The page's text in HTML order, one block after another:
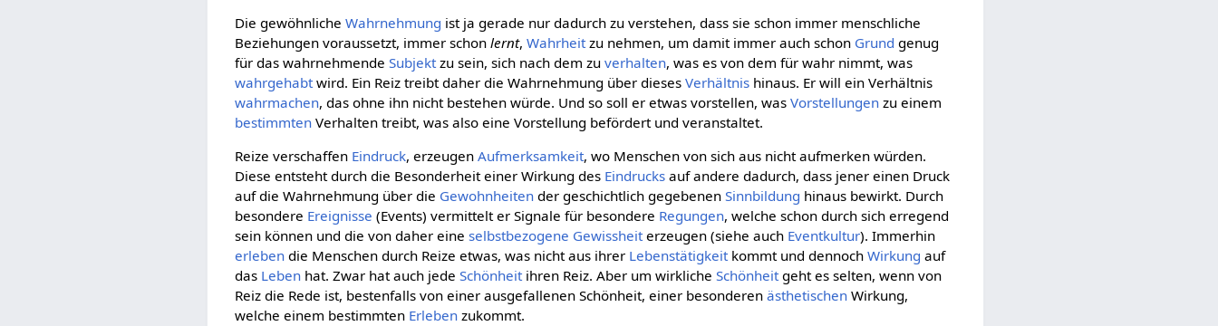
Die gewöhnlicheWahrnehmung ist ja gerade nur dadurch zu verstehen, dass sie schon immer menschliche
Beziehungen voraussetzt, immer schonlernt,Wahrheitzu nehmen, um damit immer auch schon Grund genug
für das wahrnehmendeSubjektzu sein, sich nach dem zuverhalten, was es von dem für wahr nimmt, was
wahrgehabtwird. Ein Reiz treibt daher die Wahrnehmung über diesesVerhältnis hinaus. Er will ein Verhältnis
wahrmachen, das ohne ihn nicht bestehen würde. Und so soll er etwas vorstellen, wasVorstellungen zu einem
bestimmten Verhalten treibt, was also eine Vorstellung befördert und veranstaltet.
Reize verschaffen Eindruck, erzeugenAufmerksamkeit, wo Menschen von sich aus nicht aufmerken würden.
Diese entsteht durch die Besonderheit einer Wirkung des Eindrucks auf andere dadurch, dass jener einen Druck
auf die Wahrnehmung über die Gewohnheiten der geschichtlich gegebenenSinnbildung hinaus bewirkt. Durch
besondere Ereignisse (Events) vermittelt er Signale für besondere Regungen, welche schon durch sich erregend
sein können und die von daher eineselbstbezogene Gewissheiterzeugen (siehe auch Eventkultur). Immerhin
erleben die Menschen durch Reize etwas, was nicht aus ihrer Lebenstätigkeitkommt und dennochWirkung auf
das Leben hat. Zwar hat auch jedeSchönheitihren Reiz. Aber um wirklicheSchönheitgeht es selten, wenn von
Reiz die Rede ist, bestenfalls von einer ausgefallenen Schönheit, einer besonderenästhetischen Wirkung,
welche einem bestimmten Erleben zukommt.